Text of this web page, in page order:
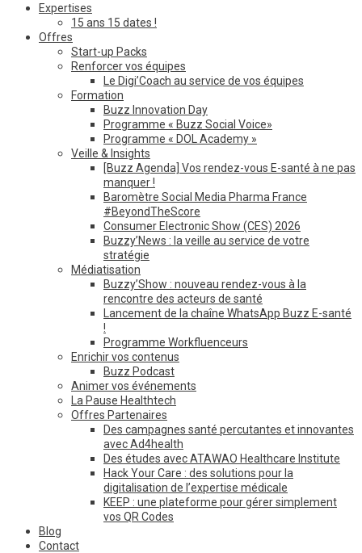
Expertises
15 ans 15 dates !
Offres
Start-up Packs
Renforcer vos équipes
Le Digi’Coach au service de vos équipes
Formation
Buzz Innovation Day
Programme « Buzz Social Voice»
Programme « DOL Academy »
Veille & Insights
[Buzz Agenda] Vos rendez-vous E-santé à ne pas
manquer !
Baromètre Social Media Pharma France
#BeyondTheScore
Consumer Electronic Show (CES) 2026
Buzzy’News : la veille au service de votre
stratégie
Médiatisation
Buzzy’Show : nouveau rendez-vous à la
rencontre des acteurs de santé
Lancement de la chaîne WhatsApp Buzz E-santé
!
Programme Workfluenceurs
Enrichir vos contenus
Buzz Podcast
Animer vos événements
La Pause Healthtech
Offres Partenaires
Des campagnes santé percutantes et innovantes
avec Ad4health
Des études avec ATAWAO Healthcare Institute
Hack Your Care : des solutions pour la
digitalisation de l’expertise médicale
KEEP : une plateforme pour gérer simplement
vos QR Codes
Blog
Contact